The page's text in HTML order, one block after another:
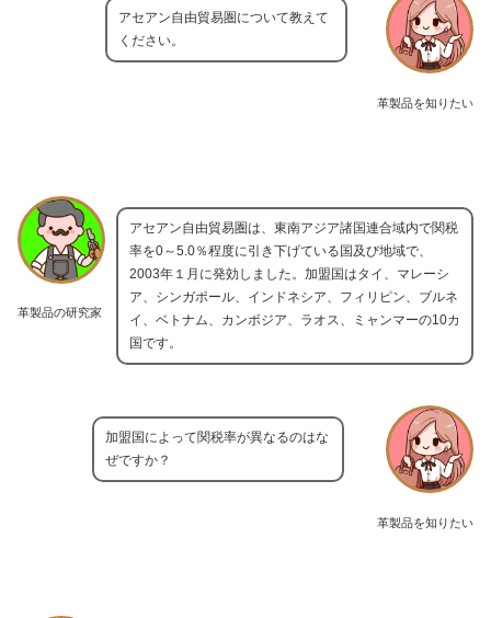
革製品を知りたい
アセアン自由貿易圏について教えて
ください。
革製品の研究家
アセアン自由貿易圏は、東南アジア諸国連合域内で関税
率を0～5.0％程度に引き下げている国及び地域で、
2003年１月に発効しました。加盟国はタイ、マレーシ
ア、シンガポール、インドネシア、フィリピン、ブルネ
イ、ベトナム、カンボジア、ラオス、ミャンマーの10カ
国です。
革製品を知りたい
加盟国によって関税率が異なるのはな
ぜですか？